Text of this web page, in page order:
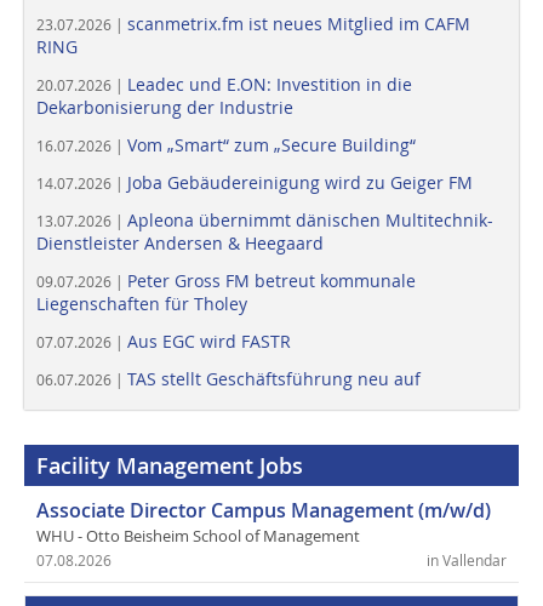
23.07.2026 | scanmetrix.fm ist neues Mitglied im CAFM
RING
20.07.2026 | Leadec und E.ON: Investition in die
Dekarbonisierung der Industrie
16.07.2026 | Vom „Smart“ zum „Secure Building“
14.07.2026 | Joba Gebäudereinigung wird zu Geiger FM
13.07.2026 | Apleona übernimmt dänischen Multitechnik-
Dienstleister Andersen & Heegaard
09.07.2026 | Peter Gross FM betreut kommunale
Liegenschaften für Tholey
07.07.2026 | Aus EGC wird FASTR
06.07.2026 | TAS stellt Geschäftsführung neu auf
Facility Management Jobs
Associate Director Campus Management (m/w/d)
WHU - Otto Beisheim School of Management
in Vallendar
07.08.2026